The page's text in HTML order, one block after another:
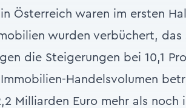
Österreich waren im ersten
wurden verbüchert, das
die Steigerungen bei 10,1
Handelsvolumen
Milliarden Euro mehr als